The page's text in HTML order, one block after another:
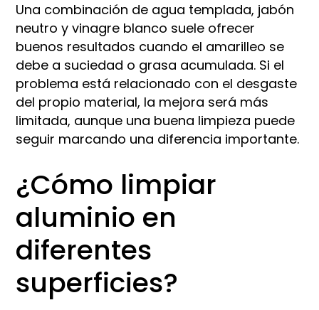
Una combinación de agua templada, jabón
neutro y vinagre blanco suele ofrecer
buenos resultados cuando el amarilleo se
debe a suciedad o grasa acumulada. Si el
problema está relacionado con el desgaste
del propio material, la mejora será más
limitada, aunque una buena limpieza puede
seguir marcando una diferencia importante.
¿Cómo limpiar
aluminio en
diferentes
superficies?